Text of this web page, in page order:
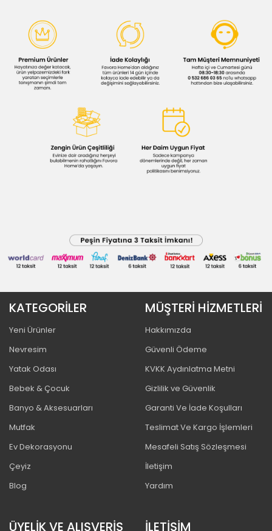
KATEGORİLER
Yeni Ürünler
Nevresim
Yatak Odası
Bebek & Çocuk
Banyo & Aksesuarları
Mutfak
Ev Dekorasyonu
Çeyiz
Blog
MÜŞTERİ HİZMETLERİ
Hakkımızda
Güvenli Ödeme
KVKK Aydınlatma Metni
Gizlilik ve Güvenlik
Garanti Ve İade Koşulları
Teslimat Ve Kargo İşlemleri
Mesafeli Satış Sözleşmesi
İletişim
Yardım
ÜYELİK VE ALIŞVERİŞ İLETİŞİM